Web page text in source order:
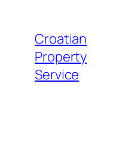
Inhalt
springen
Croatian
Property
Service